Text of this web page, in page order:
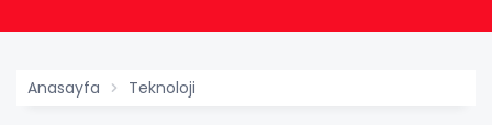
Anasayfa Teknoloji